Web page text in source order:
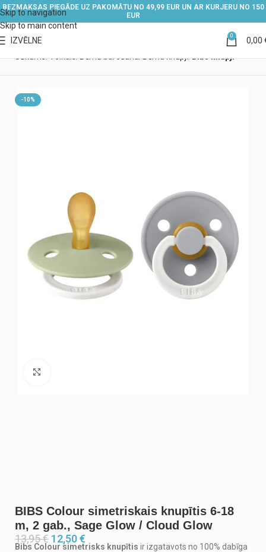
Skip to navigation
Skip to main content
BEZMAKSAS PIEGĀDE UZ PAKOMĀTU NO 49,99 EUR UN AR KURJERU NO 150
EUR
IZVĒLNE 0 0,00
-10%
BIBS Colour simetriskais knupītis 6-18
m, 2 gab., Sage Glow / Cloud Glow
13,95€ 12,50€
Bibs Colour simetrisks knupītis ir izgatavots no 100% dabīga